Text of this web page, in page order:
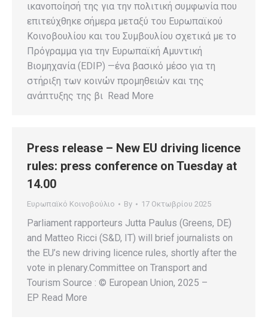
ικανοποίησή της για την πολιτική συμφωνία που
επιτεύχθηκε σήμερα μεταξύ του Ευρωπαϊκού
Κοινοβουλίου και του Συμβουλίου σχετικά με το
Πρόγραμμα για την Ευρωπαϊκή Αμυντική
Βιομηχανία (EDIP) —ένα βασικό μέσο για τη
στήριξη των κοινών προμηθειών και της
ανάπτυξης της βι Read More
Press release – New EU driving licence
rules: press conference on Tuesday at
14.00
Ευρωπαϊκό Κοινοβούλιο By 17 Οκτωβρίου 2025
Parliament rapporteurs Jutta Paulus (Greens, DE)
and Matteo Ricci (S&D, IT) will brief journalists on
the EU’s new driving licence rules, shortly after the
vote in plenary.Committee on Transport and
Tourism Source : © European Union, 2025 –
EP Read More